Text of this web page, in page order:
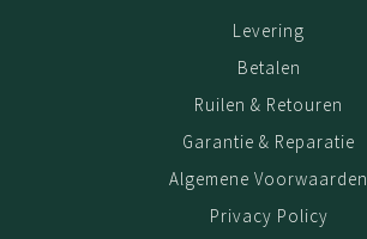
Levering
Betalen
Ruilen & Retouren
Garantie & Reparatie
Algemene Voorwaarden
Privacy Policy